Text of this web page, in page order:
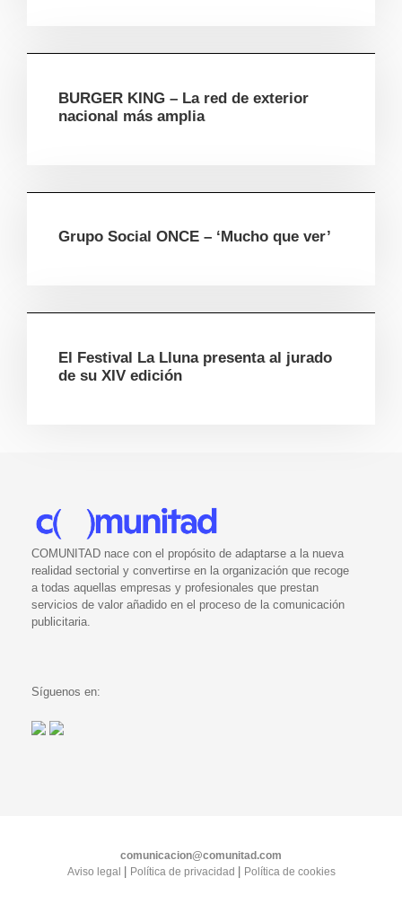
BURGER KING – La red de exterior
nacional más amplia
Grupo Social ONCE – ‘Mucho que ver’
El Festival La Lluna presenta al jurado
de su XIV edición
COMUNITAD nace con el propósito de adaptarse a la nueva
realidad sectorial y convertirse en la organización que recoge
a todas aquellas empresas y profesionales que prestan
servicios de valor añadido en el proceso de la comunicación
publicitaria.
Síguenos en:
comunicacion@comunitad.com
Aviso legal
Política de privacidad Política de cookies